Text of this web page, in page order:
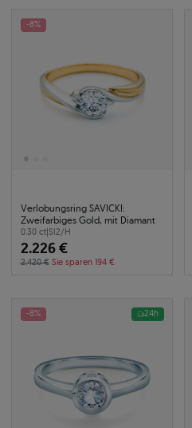
-8%
Verlobungsring SAVICKI:
Zweifarbiges Gold, mit Diamant
0.30 ct|SI2/H
2.226 €
2.420 € Sie sparen 194 €
-8% 24h